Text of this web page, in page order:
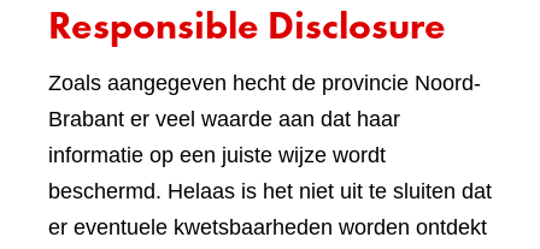
Responsible Disclosure
Zoals aangegeven hecht de provincie Noord-
Brabant er veel waarde aan dat haar
informatie op een juiste wijze wordt
beschermd. Helaas is het niet uit te sluiten dat
er eventuele kwetsbaarheden worden ontdekt